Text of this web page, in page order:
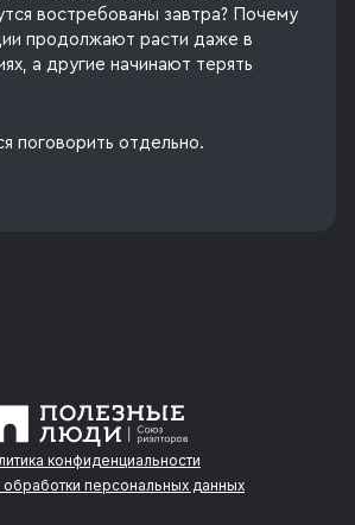
востребованы завтра? Почему
продолжают расти даже в
а другие начинают терять
поговорить отдельно.
конфиденциальности
обработки персональных данных